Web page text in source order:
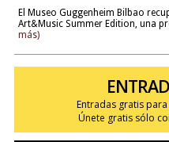
El Museo Guggenheim Bilbao
Art&Music Summer Edition, una
más)
Entradas gratis
Únete gratis sólo